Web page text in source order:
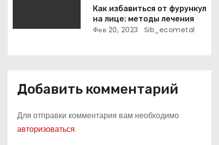
Как избавиться от фурункул
на лице: методы лечения
Фев 20, 2023 Sib_ecometal
Добавить комментарий
Для отправки комментария вам необходимо
авторизоваться.